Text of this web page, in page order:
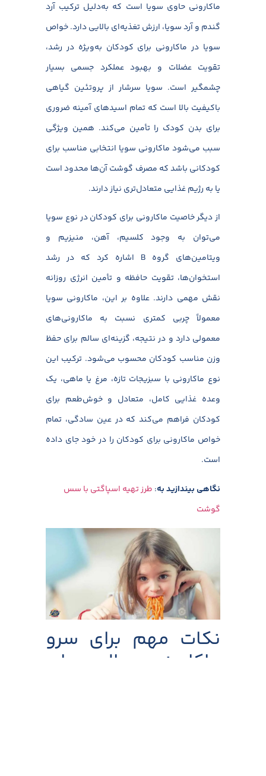
ماکارونی حاوی سویا است که به‌دلیل ترکیب آرد
گندم و آرد سویا، ارزش تغذیه‌ای بالایی دارد. خواص
سویا در ماکارونی برای کودکان به‌ویژه در رشد،
تقویت عضلات و بهبود عملکرد جسمی بسیار
چشمگیر است. سویا سرشار از پروتئین گیاهی
باکیفیت بالا است که تمام اسیدهای آمینه ضروری
برای بدن کودک را تأمین می‌کند. همین ویژگی
سبب می‌شود ماکارونی سویا انتخابی مناسب برای
کودکانی باشد که مصرف گوشت آن‌ها محدود است
یا به رژیم غذایی متعادل‌تری نیاز دارند.
از دیگر خاصیت ماکارونی برای کودکان در نوع سویا
می‌توان به وجود کلسیم، آهن، منیزیم و
ویتامین‌های گروه B اشاره کرد که در رشد
استخوان‌ها، تقویت حافظه و تأمین انرژی روزانه
نقش مهمی دارند. علاوه بر این، ماکارونی سویا
معمولاً چربی کمتری نسبت به ماکارونی‌های
معمولی دارد و در نتیجه، گزینه‌ای سالم برای حفظ
وزن مناسب کودکان محسوب می‌شود. ترکیب این
نوع ماکارونی با سبزیجات تازه، مرغ یا ماهی، یک
وعده غذایی کامل، متعادل و خوش‌طعم برای
کودکان فراهم می‌کند که در عین سادگی، تمام
خواص ماکارونی برای کودکان را در خود جای داده
است.
نگاهی بیندازید به: طرز تهیه اسپاگتی با سس
گوشت
نکات مهم برای سرو
ماکارونی سالم برای